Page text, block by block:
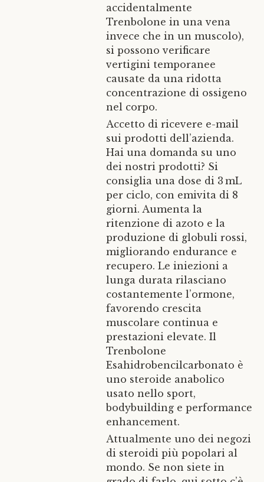
accidentalmente
Trenbolone in una vena
invece che in un muscolo),
si possono verificare
vertigini temporanee
causate da una ridotta
concentrazione di ossigeno
nel corpo.
Accetto di ricevere e-mail
sui prodotti dell’azienda.
Hai una domanda su uno
dei nostri prodotti? Si
consiglia una dose di 3 mL
per ciclo, con emivita di 8
giorni. Aumenta la
ritenzione di azoto e la
produzione di globuli rossi,
migliorando endurance e
recupero. Le iniezioni a
lunga durata rilasciano
costantemente l’ormone,
favorendo crescita
muscolare continua e
prestazioni elevate. Il
Trenbolone
Esahidrobencilcarbonato è
uno steroide anabolico
usato nello sport,
bodybuilding e performance
enhancement.
Attualmente uno dei negozi
di steroidi più popolari al
mondo. Se non siete in